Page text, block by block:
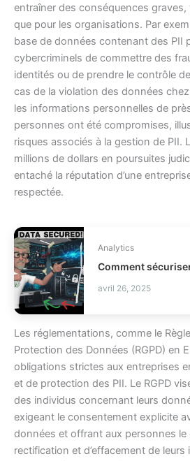
entraîner des conséquences
que pour les organisations. Par
base de données contenant des PII
cybercriminels de commettre des
identités ou de prendre le contrôle
cas de la violation des données
les informations personnelles de
personnes ont été compromises,
risques associés à la gestion de PII.
millions de dollars en poursuites
entaché la réputation d’une
respectée.
Analytics
avril 26, 2025
Les réglementations, comme le
Protection des Données (RGPD) en
obligations strictes aux entreprises
et de protection des PII. Le RGPD
des individus concernant leurs
exigeant le consentement explicite
données et offrant aux personnes le
rectification et d’effacement de